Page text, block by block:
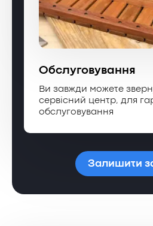
Обслуговування
Ви завжди можете
сервісний центр, для
обслуговування
Залишити